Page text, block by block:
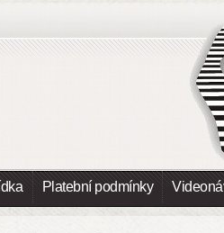
Platební podmínky